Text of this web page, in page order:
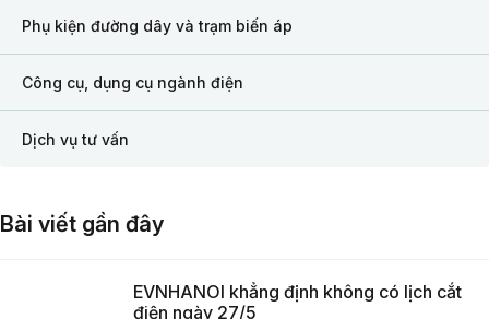
Phụ kiện đường dây và trạm biến áp
Công cụ, dụng cụ ngành điện
Dịch vụ tư vấn
Bài viết gần đây
EVNHANOI khẳng định không có lịch cắt
điện ngày 27/5